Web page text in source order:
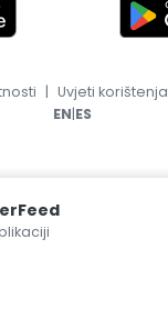
| Uvjeti korištenja
EN|ES